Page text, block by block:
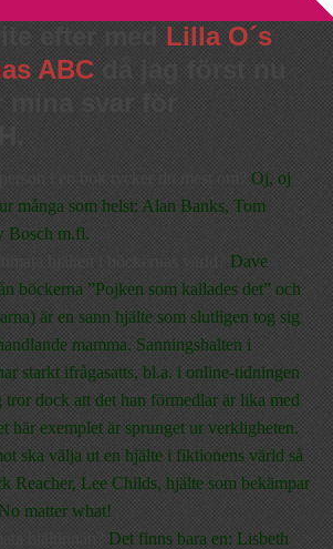
efter med Lilla O´s
ABC då jag först nu
mina svar för
i en bok tycker du mest om? Oj, oj
många som helst: Alan Banks, Tom
Bosch m.fl.
hjälten i böckernas värld? Dave
böckerna ”Pojken som kallades det” och
är en sann hjälte som slutligen tog sig
mamma. Sanningshalten i
starkt ifrågasatts, bl.a. i online-tidningen
tror dock att det han förmedlar är lika med
här exemplet är sprunget ur verkligheten.
ska välja ut en hjälte i fiktionens värld så
Reacher, Lee Childs, hjälte som bekämpar
matter what!
Det finns bara en: Lisbeth